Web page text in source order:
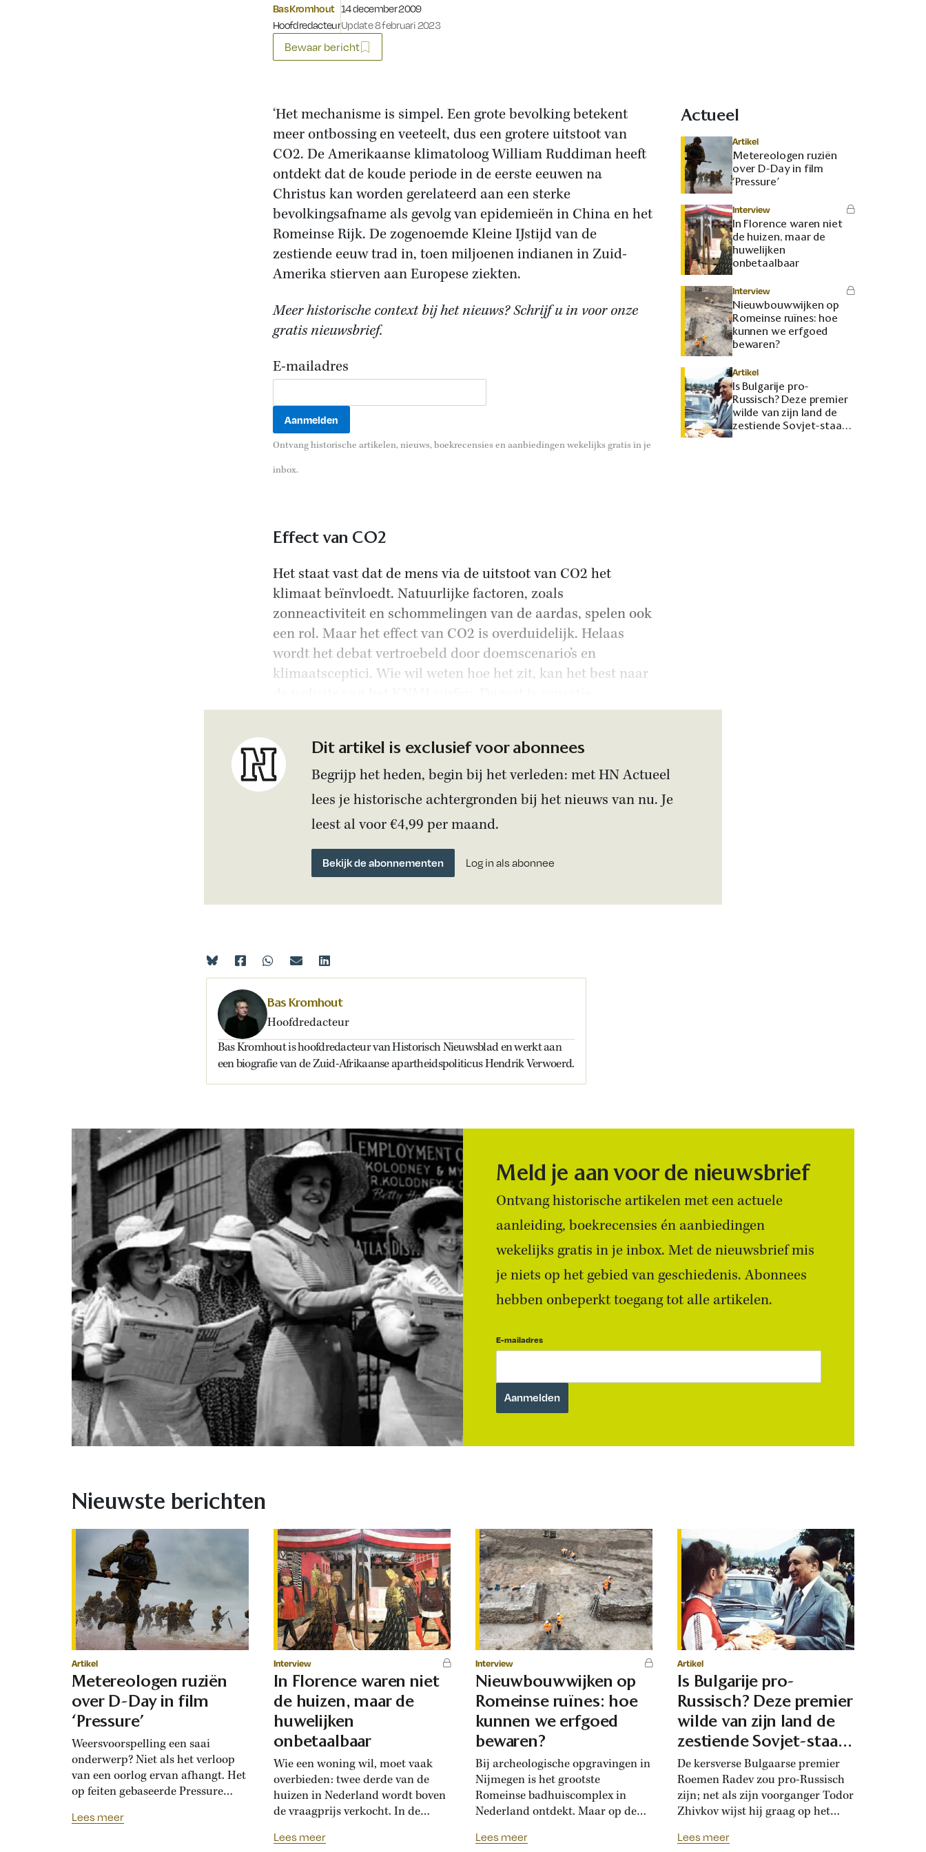
Bas Kromhout
Hoofdredacteur
Gepubliceerd op:
14 december 2009
Update 8 februari 2023
Bewaar bericht
‘Het mechanisme is simpel. Een grote bevolking betekent
meer ontbossing en veeteelt, dus een grotere uitstoot van
CO2. De Amerikaanse klimatoloog William Ruddiman heeft
ontdekt dat de koude periode in de eerste eeuwen na
Christus kan worden gerelateerd aan een sterke
bevolkingsafname als gevolg van epidemieën in China en het
Romeinse Rijk. De zogenoemde Kleine IJstijd van de
zestiende eeuw trad in, toen miljoenen indianen in Zuid-
Amerika stierven aan Europese ziekten.
Meer historische context bij het nieuws? Schrijf u in voor onze
gratis nieuwsbrief.
E-mailadres
Ontvang historische artikelen, nieuws, boekrecensies en aanbiedingen wekelijks gratis in je
inbox.
Effect van CO2
Het staat vast dat de mens via de uitstoot van CO2 het
klimaat beïnvloedt. Natuurlijke factoren, zoals
zonneactiviteit en schommelingen van de aardas, spelen ook
een rol. Maar het effect van CO2 is overduidelijk. Helaas
wordt het debat vertroebeld door doemscenario’s en
klimaatsceptici. Wie wil weten hoe het zit, kan het best naar
Dit artikel is exclusief voor abonnees
Begrijp het heden, begin bij het verleden: met HN Actueel
lees je historische achtergronden bij het nieuws van nu. Je
leest al voor €4,99 per maand.
Bekijk de abonnementen Log in als abonnee
Actueel
Artikel
Metereologen ruziën
over D-Day in film
‘Pressure’
Interview
In Florence waren niet
de huizen, maar de
huwelijken
onbetaalbaar
Interview
Nieuwbouwwijken op
Romeinse ruïnes: hoe
kunnen we erfgoed
bewaren?
Artikel
Is Bulgarije pro-
Russisch? Deze premier
wilde van zijn land de
zestiende Sovjet-staat
maken
Bas Kromhout
Hoofdredacteur
Bas Kromhout is hoofdredacteur van Historisch Nieuwsblad en werkt aan
een biografie van de Zuid-Afrikaanse apartheidspoliticus Hendrik Verwoerd.
Meld je aan voor de nieuwsbrief
Ontvang historische artikelen met een actuele
aanleiding, boekrecensies én aanbiedingen
wekelijks gratis in je inbox. Met de nieuwsbrief mis
je niets op het gebied van geschiedenis. Abonnees
hebben onbeperkt toegang tot alle artikelen.
E-mailadres
Nieuwste berichten
Artikel
Metereologen ruziën
over D-Day in film
‘Pressure’
Weersvoorspelling een saai
onderwerp? Niet als het verloop
van een oorlog ervan afhangt. Het
op feiten gebaseerde Pressure
tussen geallieerde meteorologen
Lees meer
Interview
In Florence waren niet
de huizen, maar de
huwelijken
onbetaalbaar
Wie een woning wil, moet vaak
overbieden: twee derde van de
huizen in Nederland wordt boven
de vraagprijs verkocht. In de
ook last van overbiedingsgekte:
Lees meer
Interview
Nieuwbouwwijken op
Romeinse ruïnes: hoe
kunnen we erfgoed
bewaren?
Bij archeologische opgravingen in
Nijmegen is het grootste
Romeinse badhuiscomplex in
Nederland ontdekt. Maar op de
binnenkort een nieuwe woonwijk
Lees meer
Artikel
Is Bulgarije pro-
Russisch? Deze premier
wilde van zijn land de
zestiende Sovjet-staat
maken
De kersverse Bulgaarse premier
Roemen Radev zou pro-Russisch
zijn; net als zijn voorganger Todor
Zhivkov wijst hij graag op het
1878. Die vroegere premier was zo
Lees meer